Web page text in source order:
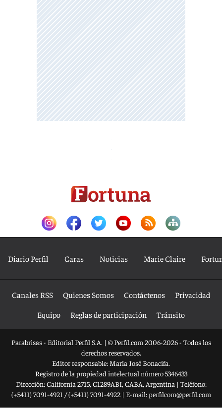
Diario Perfil Caras Noticias Marie Claire
Canales RSS Quienes Somos Contáctenos
Privacidad
Equipo
Reglas de participación Tránsito
Parabrisas - Editorial Perfil S.A. | © Perfil.com 2006-2026 - Todos los
derechos reservados.
Editor responsable: María José Bonacifa.
Registro de la propiedad intelectual número 5346433
Dirección:California 2715, C1289ABI, CABA, Argentina | Teléfono:
(+5411) 7091-4921 /(+5411) 7091-4922| E-mail:perfilcom@perfil.com